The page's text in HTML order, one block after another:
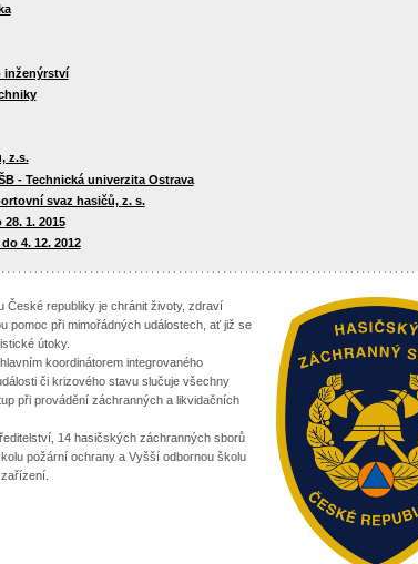
inženýrství
z.s.
- Technická univerzita Ostrava
svaz hasičů, z. s.
1. 2015
4. 12. 2012
České republiky je chránit životy, zdraví
pomoc při mimořádných událostech, ať již se
útoky.
koordinátorem integrovaného
či krizového stavu slučuje všechny
při provádění záchranných a likvidačních
14 hasičských záchranných sborů
požární ochrany a Vyšší odbornou školu